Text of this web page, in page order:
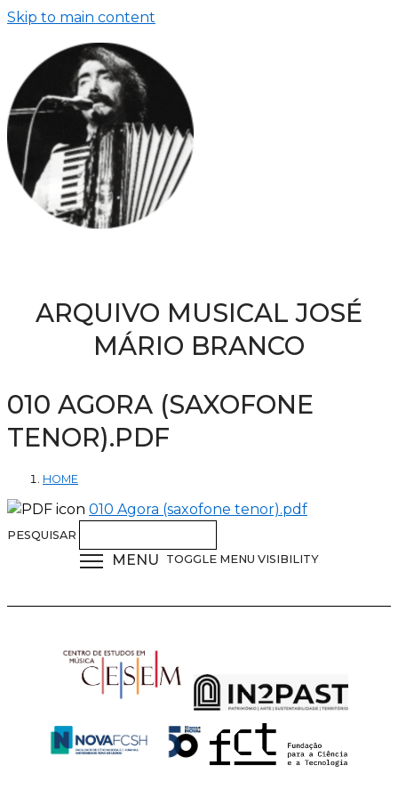
Skip to main content
ARQUIVO MUSICAL JOSÉ
MÁRIO BRANCO
010 AGORA (SAXOFONE
TENOR).PDF
HOME
010 Agora (saxofone tenor).pdf
PESQUISAR
MENU TOGGLE MENU VISIBILITY